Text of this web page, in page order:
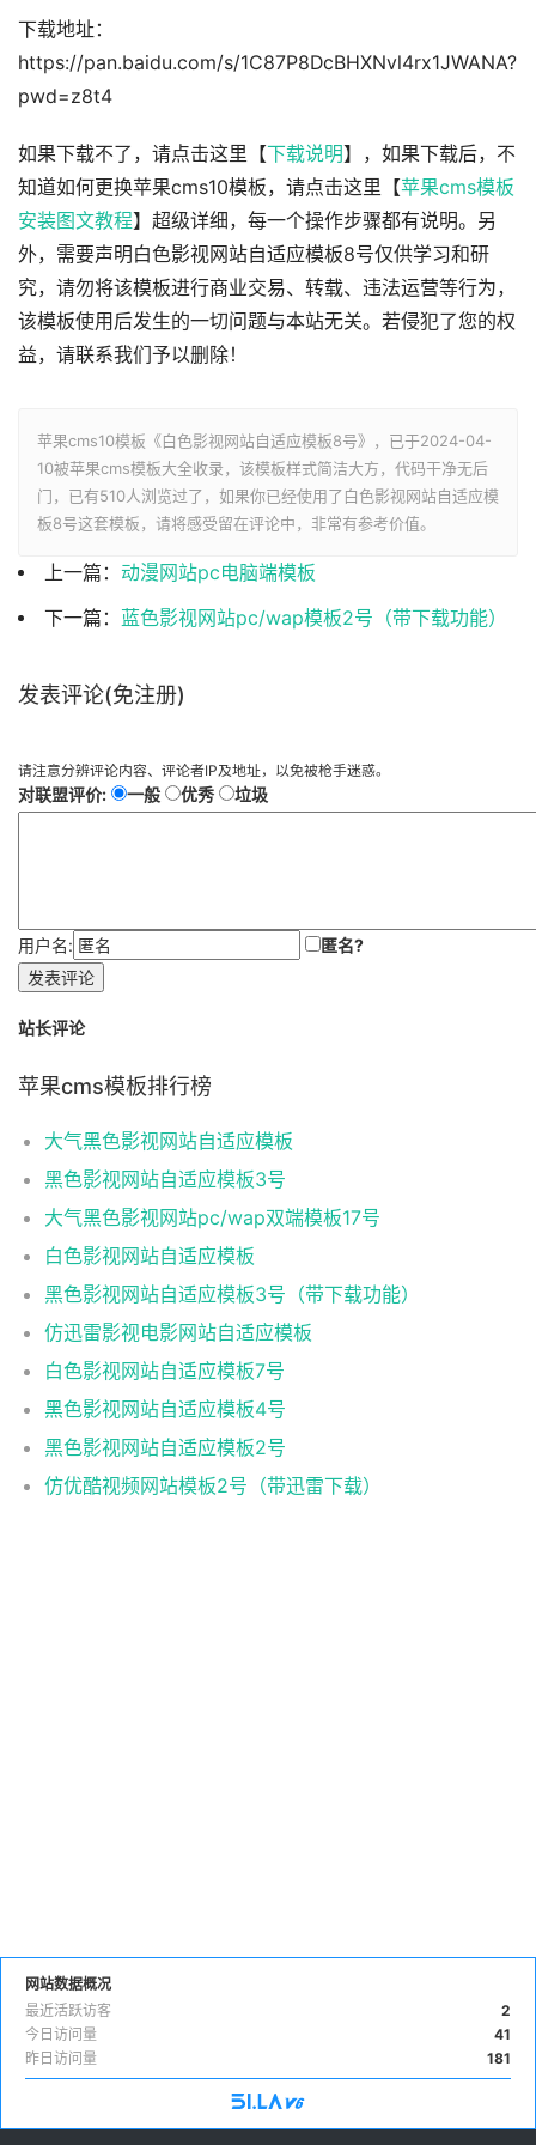
下载地址：
https://pan.baidu.com/s/1C87P8DcBHXNvl4rx1JWANA?
pwd=z8t4
如果下载不了，请点击这里【下载说明】，如果下载后，不
知道如何更换苹果cms10模板，请点击这里【苹果cms模板
安装图文教程】超级详细，每一个操作步骤都有说明。另
外，需要声明白色影视网站自适应模板8号仅供学习和研
究，请勿将该模板进行商业交易、转载、违法运营等行为，
该模板使用后发生的一切问题与本站无关。若侵犯了您的权
益，请联系我们予以删除！
苹果cms10模板《白色影视网站自适应模板8号》，已于2024-04-
10被苹果cms模板大全收录，该模板样式简洁大方，代码干净无后
门，已有510人浏览过了，如果你已经使用了白色影视网站自适应模
板8号这套模板，请将感受留在评论中，非常有参考价值。
上一篇： 动漫网站pc电脑端模板
下一篇： 蓝色影视网站pc/wap模板2号（带下载功能）
发表评论(免注册)
请注意分辨评论内容、评论者IP及地址，以免被枪手迷惑。
对联盟评价: 一般 优秀 垃圾
用户名:
匿名?
发表评论
站长评论
苹果cms模板排行榜
大气黑色影视网站自适应模板
黑色影视网站自适应模板3号
大气黑色影视网站pc/wap双端模板17号
白色影视网站自适应模板
黑色影视网站自适应模板3号（带下载功能）
仿迅雷影视电影网站自适应模板
白色影视网站自适应模板7号
黑色影视网站自适应模板4号
黑色影视网站自适应模板2号
仿优酷视频网站模板2号（带迅雷下载）
网站数据概况
2
最近活跃访客
41
今日访问量
181
昨日访问量